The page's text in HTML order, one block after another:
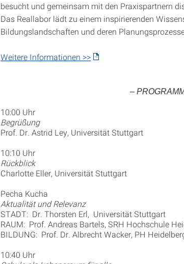
besucht und gemeinsam mit den Praxispartnern
Das Reallabor lädt zu einem inspirierenden
Bildungslandschaften und deren
Weitere Informationen >>
–
10:00 Uhr
Begrüßung
Prof. Dr. Astrid Ley, Universität Stuttgart
10:10 Uhr
Rückblick
Charlotte Eller, Universität Stuttgart
Pecha Kucha
Aktualität und Relevanz
STADT: Dr. Thorsten Erl, Universität Stuttgart
RAUM: Prof. Andreas Bartels, SRH Hochschule
BILDUNG: Prof. Dr. Albrecht Wacker, PH
10:40 Uhr